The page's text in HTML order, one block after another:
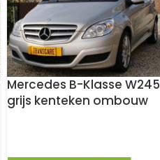
Mercedes B-Klasse W245
grijs kenteken ombouw